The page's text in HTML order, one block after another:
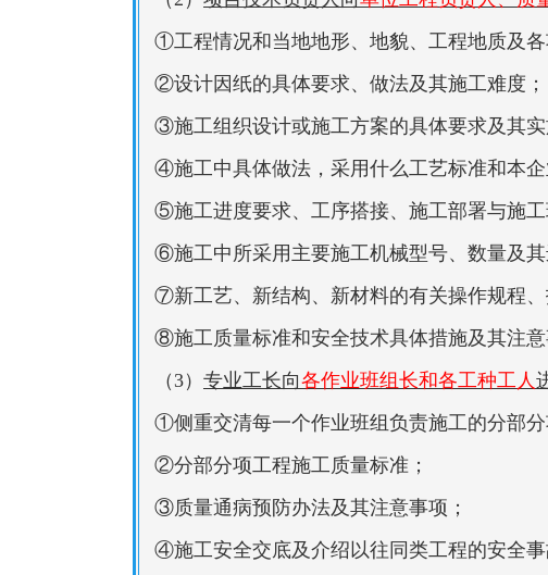
①工程情况和当地地形、地貌、工程地质及各
②设计因纸的具体要求、做法及其施工难度；
③施工组织设计或施工方案的具体要求及其实
④施工中具体做法，采用什么工艺标准和本
⑤施工进度要求、工序搭接、施工部署与施工
⑥施工中所采用主要施工机械型号、数量及其
⑦新工艺、新结构、新材料的有关操作规程、
⑧施工质量标准和安全技术具体措施及其注意
（3） 专业工长向各作业班组长和各工种工人
①侧重交清每一个作业班组负责施工的分部
②分部分项工程施工质量标准；
③质量通病预防办法及其注意事项；
④施工安全交底及介绍以往同类工程的安全事